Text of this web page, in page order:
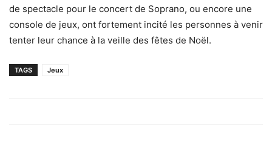
de spectacle pour le concert de Soprano, ou encore une
console de jeux, ont fortement incité les personnes à venir
tenter leur chance à la veille des fêtes de Noël.
TAGS Jeux